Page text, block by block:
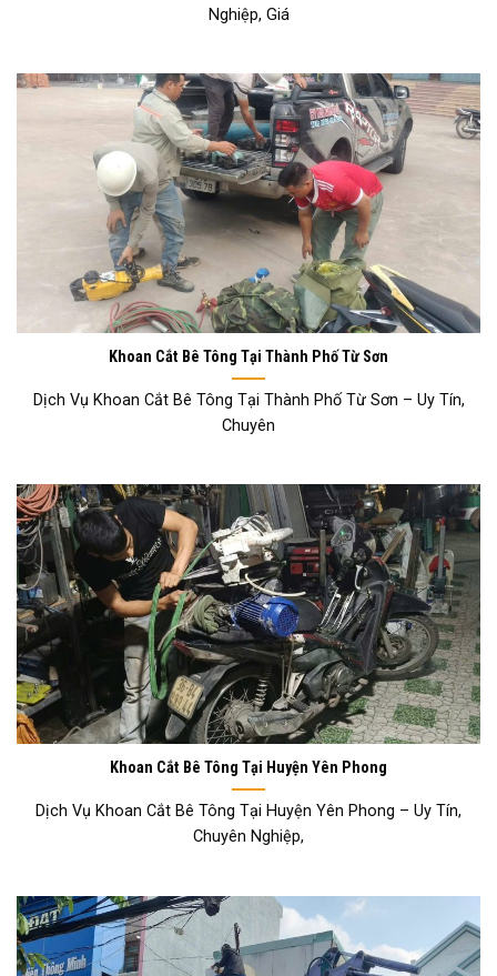
Nghiệp, Giá
Khoan Cắt Bê Tông Tại Thành Phố Từ Sơn
Dịch Vụ Khoan Cắt Bê Tông Tại Thành Phố Từ Sơn – Uy Tín,
Chuyên
Khoan Cắt Bê Tông Tại Huyện Yên Phong
Dịch Vụ Khoan Cắt Bê Tông Tại Huyện Yên Phong – Uy Tín,
Chuyên Nghiệp,